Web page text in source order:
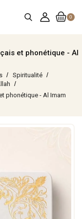
0
et phonétique - Al
Spiritualité
phonétique - Al Imam